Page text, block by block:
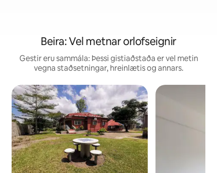
Beira: Vel metnar orlofseignir
Gestir eru sammála: Þessi gistiaðstaða er vel metin
vegna staðsetningar, hreinlætis og annars.